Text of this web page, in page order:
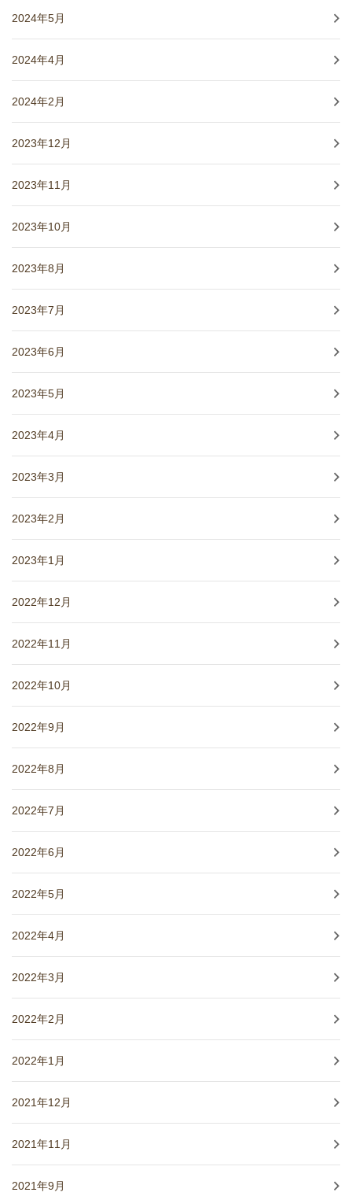
2024年5月
2024年4月
2024年2月
2023年12月
2023年11月
2023年10月
2023年8月
2023年7月
2023年6月
2023年5月
2023年4月
2023年3月
2023年2月
2023年1月
2022年12月
2022年11月
2022年10月
2022年9月
2022年8月
2022年7月
2022年6月
2022年5月
2022年4月
2022年3月
2022年2月
2022年1月
2021年12月
2021年11月
2021年9月